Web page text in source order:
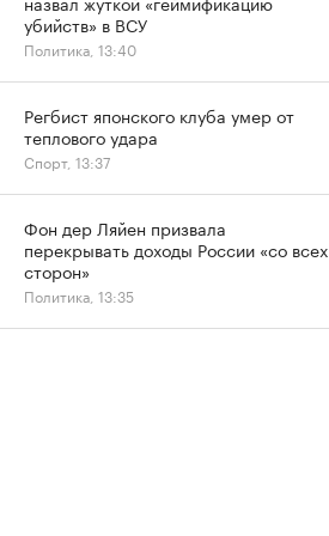
убийств» в ВСУ
Политика, 13:40
Регбист японского клуба умер от
теплового удара
Спорт, 13:37
Фон дер Ляйен призвала
перекрывать доходы России «со всех
сторон»
Политика, 13:35